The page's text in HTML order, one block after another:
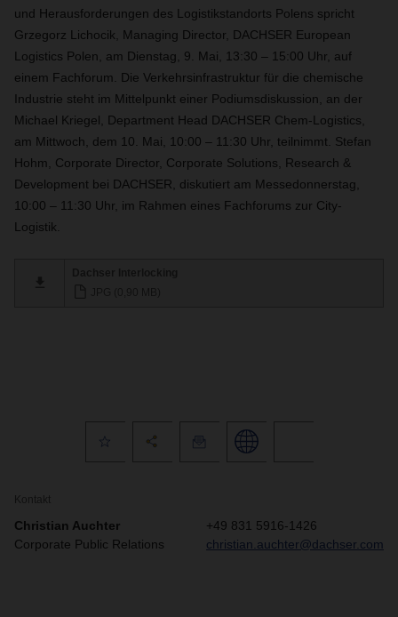
und Herausforderungen des Logistikstandorts Polens spricht
Grzegorz Lichocik, Managing Director, DACHSER European
Logistics Polen, am Dienstag, 9. Mai, 13:30 – 15:00 Uhr, auf
einem Fachforum. Die Verkehrsinfrastruktur für die chemische
Industrie steht im Mittelpunkt einer Podiumsdiskussion, an der
Michael Kriegel, Department Head DACHSER Chem-Logistics,
am Mittwoch, dem 10. Mai, 10:00 – 11:30 Uhr, teilnimmt. Stefan
Hohm, Corporate Director, Corporate Solutions, Research &
Development bei DACHSER, diskutiert am Messedonnerstag,
10:00 – 11:30 Uhr, im Rahmen eines Fachforums zur City-
Logistik.
Kontakt
Christian Auchter
Corporate Public Relations
+49 831 5916-1426
christian.auchter@dachser.com